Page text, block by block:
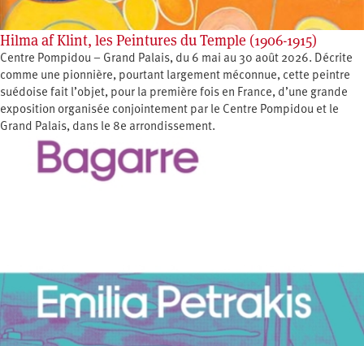
Hilma af Klint, les Peintures du Temple (1906-1915)
Centre Pompidou – Grand Palais, du 6 mai au 30 août 2026. Décrite
comme une pionnière, pourtant largement méconnue, cette peintre
suédoise fait l’objet, pour la première fois en France, d’une grande
exposition organisée conjointement par le Centre Pompidou et le
Grand Palais, dans le 8e arrondissement.